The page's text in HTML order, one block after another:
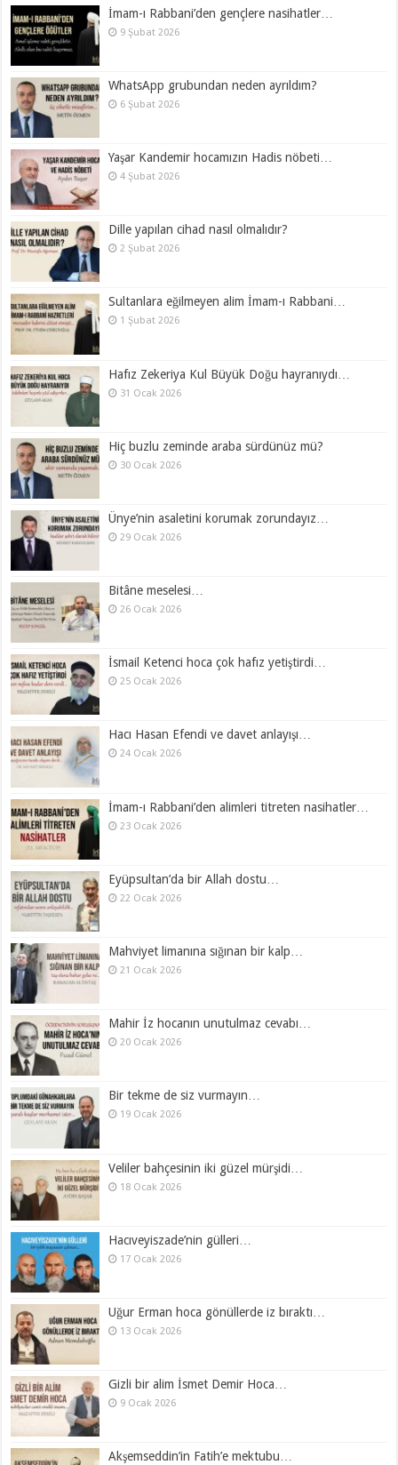
İmam-ı Rabbani’den gençlere nasihatler…
9 Şubat 2026
WhatsApp grubundan neden ayrıldım?
6 Şubat 2026
Yaşar Kandemir hocamızın Hadis nöbeti…
4 Şubat 2026
Dille yapılan cihad nasıl olmalıdır?
2 Şubat 2026
Sultanlara eğilmeyen alim İmam-ı Rabbani…
1 Şubat 2026
Hafız Zekeriya Kul Büyük Doğu hayranıydı…
31 Ocak 2026
Hiç buzlu zeminde araba sürdünüz mü?
30 Ocak 2026
Ünye’nin asaletini korumak zorundayız…
29 Ocak 2026
Bitâne meselesi…
26 Ocak 2026
İsmail Ketenci hoca çok hafız yetiştirdi…
25 Ocak 2026
Hacı Hasan Efendi ve davet anlayışı…
24 Ocak 2026
İmam-ı Rabbani’den alimleri titreten nasihatler…
23 Ocak 2026
Eyüpsultan’da bir Allah dostu…
22 Ocak 2026
Mahviyet limanına sığınan bir kalp…
21 Ocak 2026
Mahir İz hocanın unutulmaz cevabı…
20 Ocak 2026
Bir tekme de siz vurmayın…
19 Ocak 2026
Veliler bahçesinin iki güzel mürşidi…
18 Ocak 2026
Hacıveyiszade’nin gülleri…
17 Ocak 2026
Uğur Erman hoca gönüllerde iz bıraktı…
13 Ocak 2026
Gizli bir alim İsmet Demir Hoca…
9 Ocak 2026
Akşemseddin’in Fatih’e mektubu…